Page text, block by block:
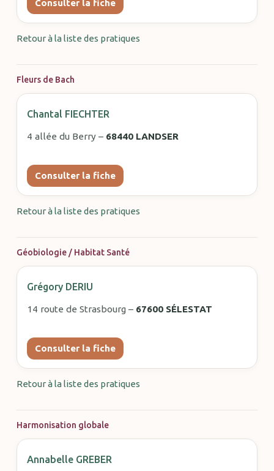
Consulter la fiche
Retour à la liste des pratiques
Fleurs de Bach
Chantal FIECHTER
4 allée du Berry – 68440 LANDSER
Consulter la fiche
Retour à la liste des pratiques
Géobiologie / Habitat Santé
Grégory DERIU
14 route de Strasbourg – 67600 SÉLESTAT
Consulter la fiche
Retour à la liste des pratiques
Harmonisation globale
Annabelle GREBER